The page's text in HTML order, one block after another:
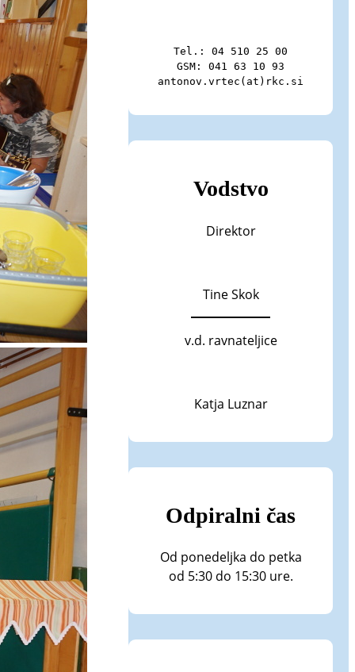
Tel.: 04 510 25 00
GSM: 041 63 10 93
antonov.vrtec(at)rkc.si
Vodstvo
Direktor
Tine Skok
v.d. ravnateljice
Katja Luznar
Odpiralni čas
Od ponedeljka do petka
od 5:30 do 15:30 ure.